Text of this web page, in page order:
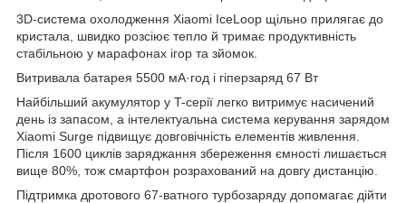
3D-система охолодження Xiaomi IceLoop щільно прилягає до
кристала, швидко розсіює тепло й тримає продуктивність
стабільною у марафонах ігор та зйомок.
Витривала батарея 5500 мА·год і гіперзаряд 67 Вт
Найбільший акумулятор у T-серії легко витримує насичений
день із запасом, а інтелектуальна система керування зарядом
Xiaomi Surge підвищує довговічність елементів живлення.
Після 1600 циклів заряджання збереження ємності лишається
вище 80%, тож смартфон розрахований на довгу дистанцію.
Підтримка дротового 67-ватного турбозаряду допомагає дійти